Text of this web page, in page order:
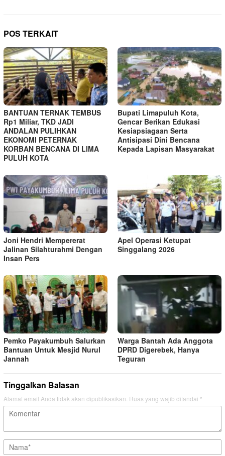
POS TERKAIT
BANTUAN TERNAK TEMBUS
Rp1 Miliar, TKD JADI
ANDALAN PULIHKAN
EKONOMI PETERNAK
KORBAN BENCANA DI LIMA
PULUH KOTA
Bupati Limapuluh Kota,
Gencar Berikan Edukasi
Kesiapsiagaan Serta
Antisipasi Dini Bencana
Kepada Lapisan Masyarakat
Joni Hendri Mempererat
Jalinan Silahturahmi Dengan
Insan Pers
Apel Operasi Ketupat
Singgalang 2026
Pemko Payakumbuh Salurkan
Bantuan Untuk Mesjid Nurul
Jannah
Warga Bantah Ada Anggota
DPRD Digerebek, Hanya
Teguran
Tinggalkan Balasan
Alamat email Anda tidak akan dipublikasikan. Ruas yang wajib ditandai *